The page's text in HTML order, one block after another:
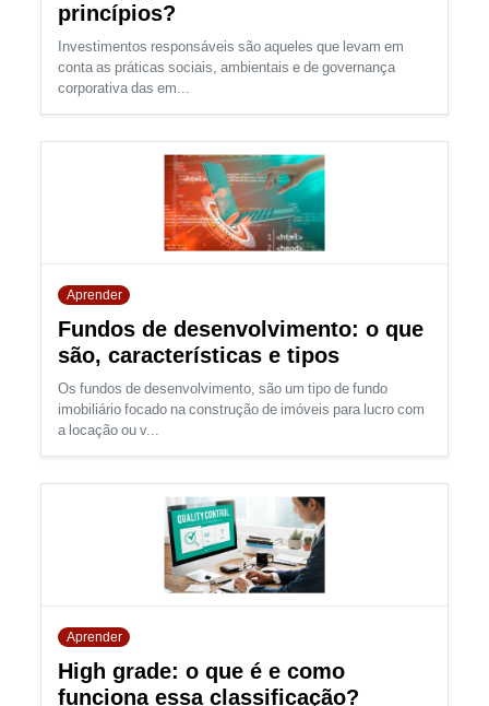
princípios?
Investimentos responsáveis são aqueles que levam em
conta as práticas sociais, ambientais e de governança
corporativa das em...
Aprender
Fundos de desenvolvimento: o que
são, características e tipos
Os fundos de desenvolvimento, são um tipo de fundo
imobiliário focado na construção de imóveis para lucro com
a locação ou v...
Aprender
High grade: o que é e como
funciona essa classificação?